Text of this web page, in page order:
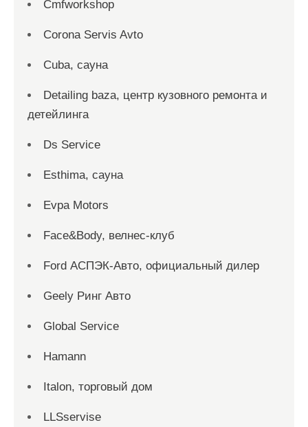
Cmfworkshop
Corona Servis Avto
Cuba, сауна
Detailing baza, центр кузовного ремонта и
детейлинга
Ds Service
Esthima, сауна
Evpa Motors
Face&Body, велнес-клуб
Ford АСПЭК-Авто, официальный дилер
Geely Ринг Авто
Global Service
Hamann
Italon, торговый дом
LLSservise